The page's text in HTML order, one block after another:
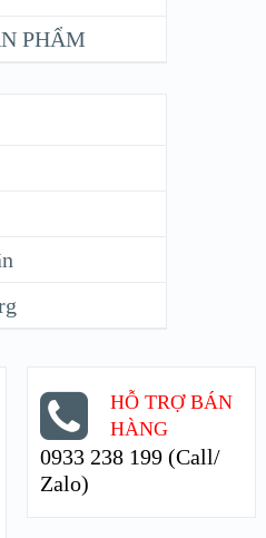
PHẨM
HỖ TRỢ BÁN
HÀNG
0933 238 199 (Call/
Zalo)